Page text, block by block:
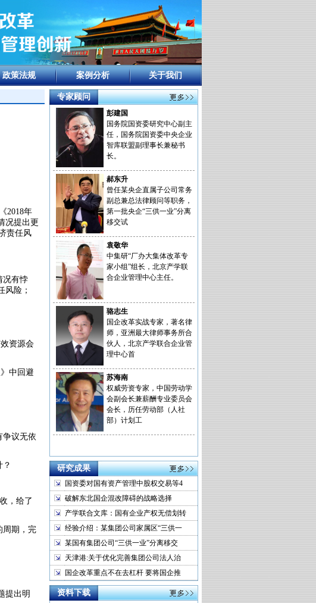
政策法规 案例分析 关于我们
2018年
况提出更
责任风
况有悖
风险；
资源会
中回避
争议无依
，给了
周期，完
提出明
专家顾问
彭建国
国务院国资委研究中心副主
任，国务院国资委中央企业
智库联盟副理事长兼秘书
长。
郝东升
曾任某央企直属子公司常务
副总兼总法律顾问等职务，
第一批央企“三供一业”分离
移交试
袁敬华
中集研“厂办大集体改革专
家小组”组长，北京产学联
合企业管理中心主任。
骆志生
国企改革实战专家，著名律
师，亚洲最大律师事务所合
伙人，北京产学联合企业管
理中心首
苏海南
权威劳资专家，中国劳动学
会副会长兼薪酬专业委员会
会长，历任劳动部（人社
部）计划工
研究成果
国资委对国有资产管理中股权交易等4
破解东北国企混改障碍的战略选择
产学联合文库：国有企业产权无偿划转
经验介绍：某集团公司家属区“三供一
某国有集团公司“三供一业”分离移交
天津港:关于优化完善集团公司法人治
国企改革重点不在去杠杆 要将国企推
资料下载